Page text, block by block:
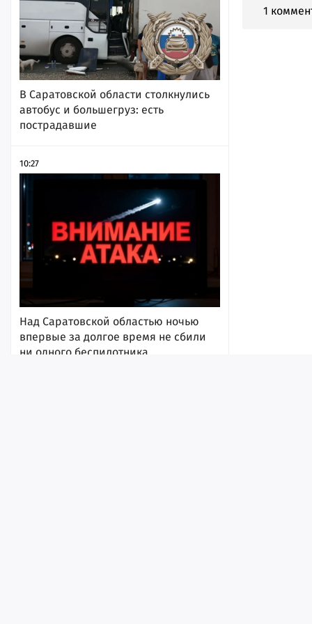
В Саратовской области столкнулись
автобус и большегруз: есть
пострадавшие
10:27
Над Саратовской областью ночью
впервые за долгое время не сбили
ни одного беспилотника
1